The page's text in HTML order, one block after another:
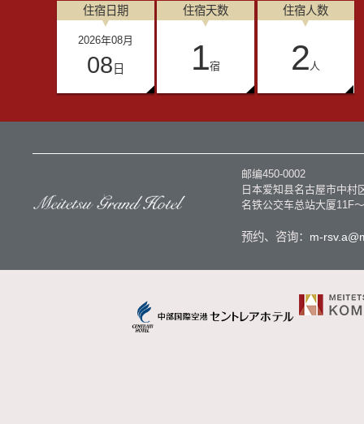
住宿日期
2026年08月
08 日
住宿天数
1宿
住宿人数
2 人
邮编450-0002
日本爱知县名古屋市中村
名铁公交车总站大厦11F
预约、咨询： m-